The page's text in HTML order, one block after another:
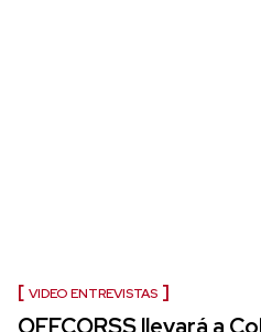
VIDEO ENTREVISTAS
OFFCORSS llevará a